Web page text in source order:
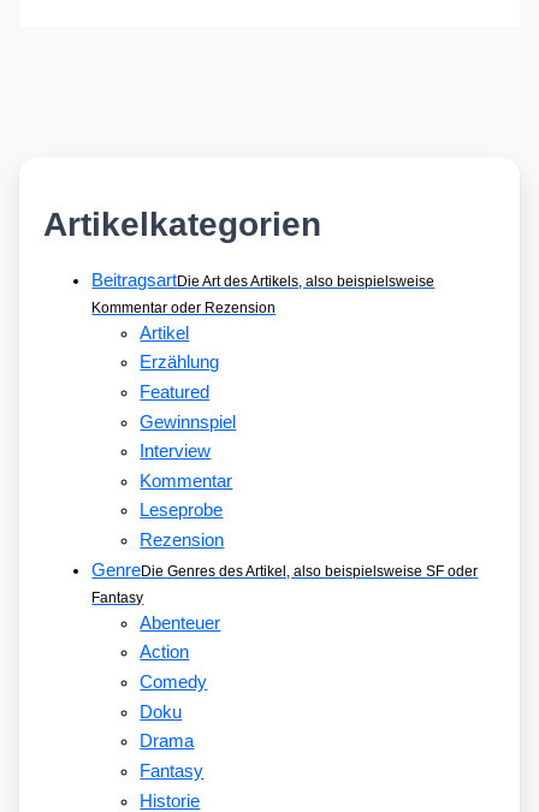
Artikelkategorien
BeitragsartDie Art des Artikels, also beispielsweise
Kommentar oder Rezension
Artikel
Erzählung
Featured
Gewinnspiel
Interview
Kommentar
Leseprobe
Rezension
GenreDie Genres des Artikel, also beispielsweise SF oder
Fantasy
Abenteuer
Action
Comedy
Doku
Drama
Fantasy
Historie